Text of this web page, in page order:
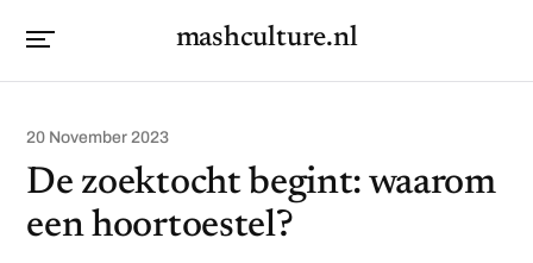
mashculture.nl
20 November 2023
De zoektocht begint: waarom
een hoortoestel?